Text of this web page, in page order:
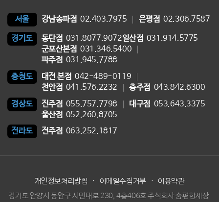
서울 강남송파점 02.403.7975 은평점 02.306.7587
경기도 동탄점 031.8077.9072일산점 031.914.5775
군포산본점 031.346.5400
파주점 031.945.7788
충청도
대전 본점 042-489-0119
천안점 041.576.2232 충주점 043.842.6300
경상도
진주점 055.757.7798 대구점 053.643.3375
울산점 052.260.8705
전라도
전주점 063.252.1817
개인정보처리방침 · 이메일수집거부 ·
이용약관
경기도 안양시 동안구 시민대로 230, 4층406호 주식회사 숨편한세상